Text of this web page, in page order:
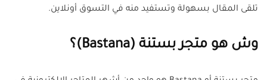
تلقى المقال بسهولة وتستفيد منه في التسوق أونلاين.
وش هو متجر بستنة (Bastana)؟